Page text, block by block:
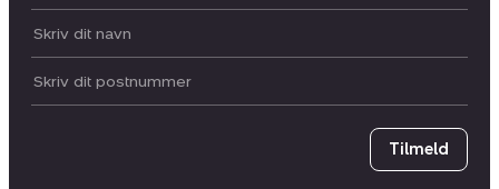
Dit navn:
Postnummer
Tilmeld